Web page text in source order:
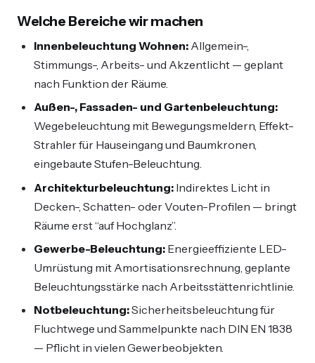
Welche Bereiche wir machen
Innenbeleuchtung Wohnen: Allgemein-,
Stimmungs-, Arbeits- und Akzentlicht — geplant
nach Funktion der Räume.
Außen-, Fassaden- und Gartenbeleuchtung:
Wegebeleuchtung mit Bewegungsmeldern, Effekt-
Strahler für Hauseingang und Baumkronen,
eingebaute Stufen-Beleuchtung.
Architekturbeleuchtung: Indirektes Licht in
Decken-, Schatten- oder Vouten-Profilen — bringt
Räume erst “auf Hochglanz”.
Gewerbe-Beleuchtung: Energieeffiziente LED-
Umrüstung mit Amortisationsrechnung, geplante
Beleuchtungsstärke nach Arbeitsstättenrichtlinie.
Notbeleuchtung:Sicherheitsbeleuchtung für
Fluchtwege und Sammelpunkte nach DIN EN 1838
— Pflicht in vielen Gewerbeobjekten.